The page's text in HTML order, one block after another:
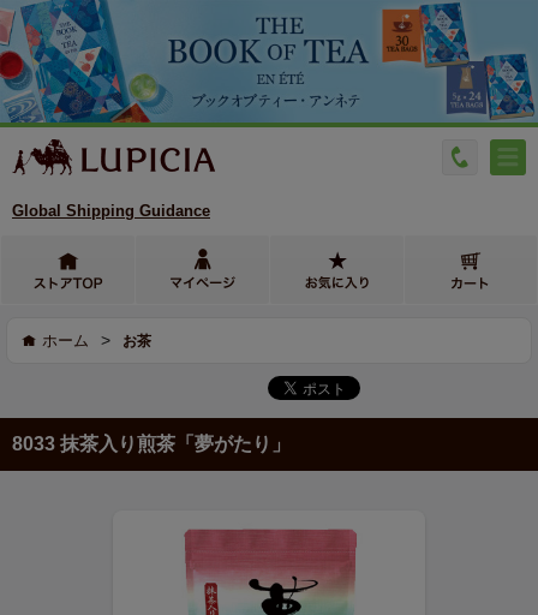
Global Shipping Guidance
ホーム > お茶
8033 抹茶入り煎茶「夢がたり」